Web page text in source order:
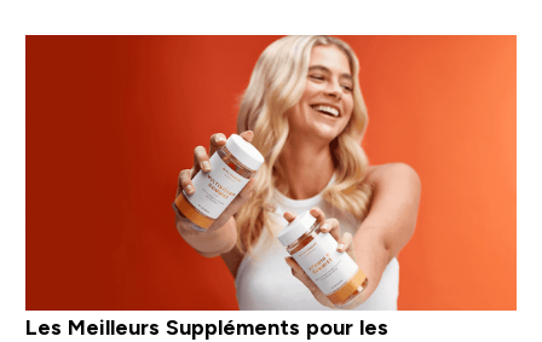
Les Meilleurs Suppléments pour les